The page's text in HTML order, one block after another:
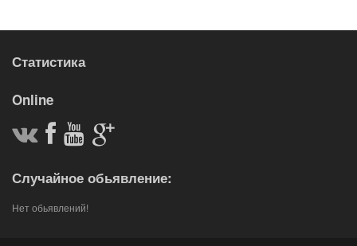
Статистика
Online
Случайное обьявление:
Нет обьявлений!